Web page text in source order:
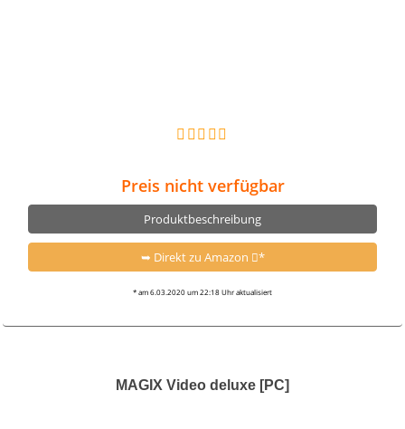
Preis nicht verfügbar
Produktbeschreibung
➥ Direkt zu Amazon *
* am 6.03.2020 um 22:18 Uhr aktualisiert
MAGIX Video deluxe [PC]